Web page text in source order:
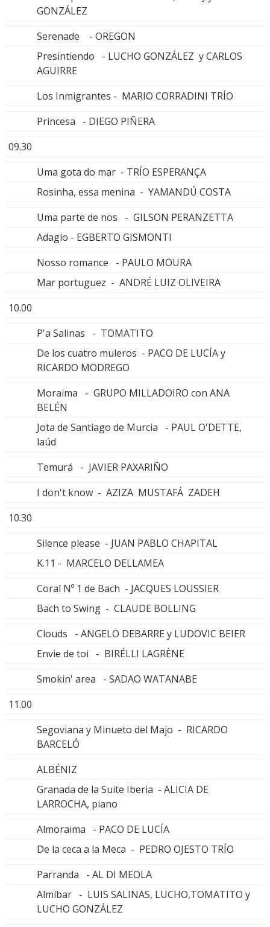
GONZÁLEZ
Serenade - OREGON
Presintiendo - LUCHO GONZÁLEZ y CARLOS
AGUIRRE
Los Inmigrantes - MARIO CORRADINI TRÍO
Princesa - DIEGO PIÑERA
09.30
Uma gota do mar - TRÍO ESPERANÇA
Rosinha, essa menina - YAMANDÚ COSTA
Uma parte de nos - GILSON PERANZETTA
Adagio - EGBERTO GISMONTI
Nosso romance - PAULO MOURA
Mar portuguez - ANDRÉ LUIZ OLIVEIRA
10.00
P'a Salinas - TOMATITO
De los cuatro muleros - PACO DE LUCÍA y
RICARDO MODREGO
Moraima - GRUPO MILLADOIRO con ANA
BELÉN
Jota de Santiago de Murcia - PAUL O'DETTE,
laúd
Temurá - JAVIER PAXARIÑO
I don't know - AZIZA MUSTAFÁ ZADEH
10.30
Silence please - JUAN PABLO CHAPITAL
K.11 - MARCELO DELLAMEA
Coral Nº 1 de Bach - JACQUES LOUSSIER
Bach to Swing - CLAUDE BOLLING
Clouds - ANGELO DEBARRE y LUDOVIC BEIER
Envie de toi - BIRÉLLI LAGRÈNE
Smokin' area - SADAO WATANABE
11.00
Segoviana y Minueto del Majo - RICARDO
BARCELÓ
ALBÉNIZ
Granada de la Suite Iberia - ALICIA DE
LARROCHA, piano
Almoraima - PACO DE LUCÍA
De la ceca a la Meca - PEDRO OJESTO TRÍO
Parranda - AL DI MEOLA
Almíbar - LUIS SALINAS, LUCHO,TOMATITO y
LUCHO GONZÁLEZ